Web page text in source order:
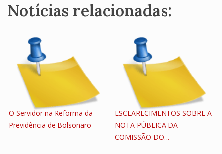
Notícias relacionadas:
O Servidor na Reforma da
Previdência de Bolsonaro
ESCLARECIMENTOS SOBRE A
NOTA PÚBLICA DA
COMISSÃO DO…